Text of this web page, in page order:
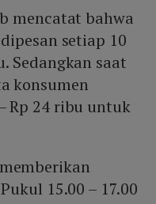
mencatat bahwa
setiap 10
Sedangkan saat
konsumen
Rp 24 ribu untuk
15.00 – 17.00